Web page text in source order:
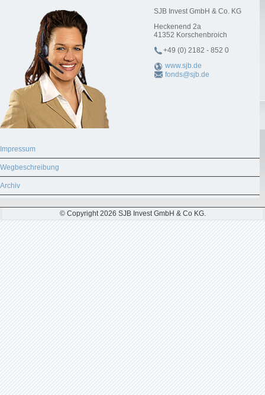
SJB Invest GmbH & Co. KG
Heckenend 2a
41352 Korschenbroich
+49 (0) 2182 - 852 0
www.sjb.de
fonds@sjb.de
Impressum
Wegbeschreibung
Archiv
© Copyright 2026 SJB Invest GmbH & Co KG.